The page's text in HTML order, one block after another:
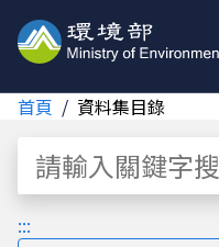
首頁 資料集目錄
資料集
:::